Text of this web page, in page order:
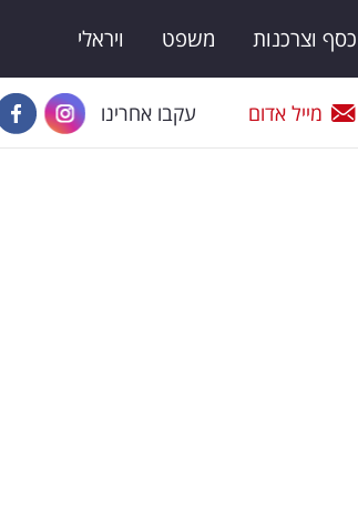
כסף וצרכנות משפט ויראלי
מייל אדום עקבו אחרינו